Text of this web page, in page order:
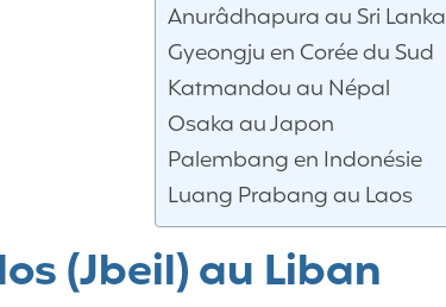
Anurâdhapura au Sri Lanka
Gyeongju en Corée du Sud
Katmandou au Népal
Osaka au Japon
Palembang en Indonésie
Luang Prabang au Laos
(Jbeil) au Liban